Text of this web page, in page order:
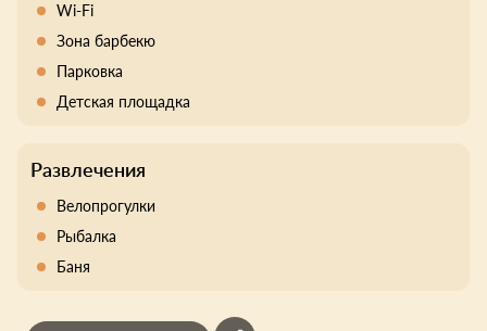
Wi-Fi
Зона барбекю
Парковка
Детская площадка
Развлечения
Велопрогулки
Рыбалка
Баня